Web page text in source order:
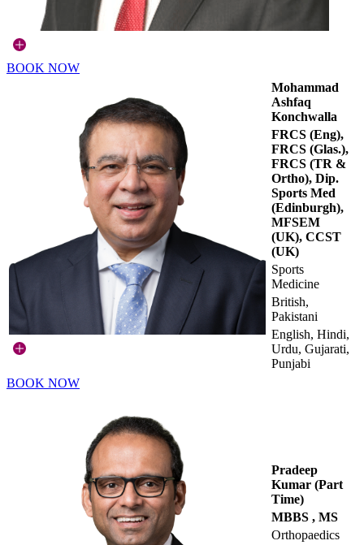
BOOK NOW
Mohammad
Ashfaq
Konchwalla
FRCS (Eng),
FRCS (Glas.),
FRCS (TR &
Ortho), Dip.
Sports Med
(Edinburgh),
MFSEM
(UK), CCST
(UK)
Sports
Medicine
British,
Pakistani
English, Hindi,
Urdu, Gujarati,
Punjabi
BOOK NOW
Pradeep
Kumar (Part
Time)
MBBS , MS
Orthopaedics